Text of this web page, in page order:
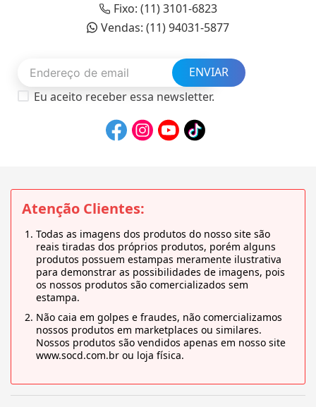
Fixo: (11) 3101-6823
Vendas: (11) 94031-5877
ENVIAR
Eu aceito receber essa newsletter.
Atenção Clientes:
Todas as imagens dos produtos do nosso site são
reais tiradas dos próprios produtos, porém alguns
produtos possuem estampas meramente ilustrativa
para demonstrar as possibilidades de imagens, pois
os nossos produtos são comercializados sem
estampa.
Não caia em golpes e fraudes, não comercializamos
nossos produtos em marketplaces ou similares.
Nossos produtos são vendidos apenas em nosso site
www.socd.com.br ou loja física.